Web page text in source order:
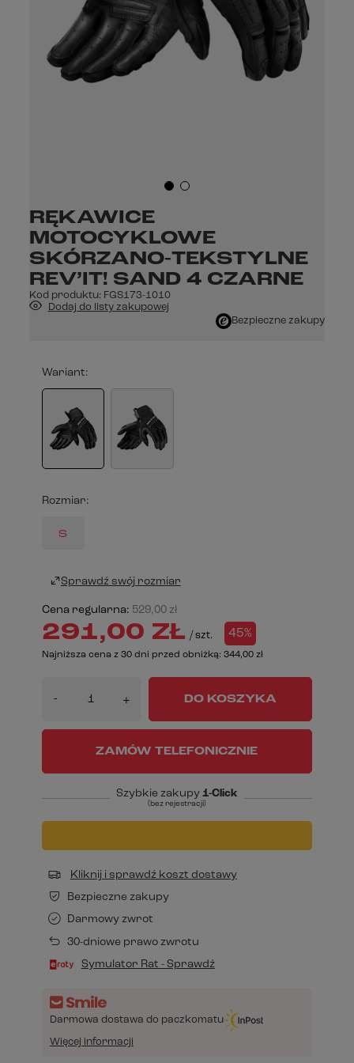
RĘKAWICE
MOTOCYKLOWE
SKÓRZANO-TEKSTYLNE
REV’IT! SAND 4 CZARNE
Kod produktu: FGS173-1010
Dodaj do listy zakupowej
Bezpieczne zakupy
Wariant
Rozmiar
S
Sprawdź swój rozmiar
Cena regularna: 529,00 zł
291,00 ZŁ / szt. 45%
Najniższa cena z 30 dni przed obniżką: 344,00 zł
- + DO KOSZYKA
ZAMÓW TELEFONICZNIE
Szybkie zakupy 1-Click
(bez rejestracji)
Kliknij i sprawdź koszt dostawy
Bezpieczne zakupy
Darmowy zwrot
30-dniowe prawo zwrotu
Symulator Rat - Sprawdź
Darmowa dostawa do paczkomatu
Więcej informacji